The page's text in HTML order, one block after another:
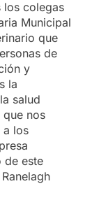
los colegas
Municipal
que
de
y
la
salud
nos
a los
de este